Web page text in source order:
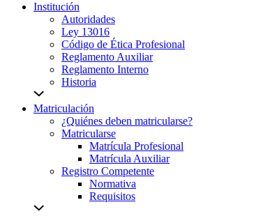
Institución
Autoridades
Ley 13016
Código de Ética Profesional
Reglamento Auxiliar
Reglamento Interno
Historia
Matriculación
¿Quiénes deben matricularse?
Matricularse
Matrícula Profesional
Matrícula Auxiliar
Registro Competente
Normativa
Requisitos